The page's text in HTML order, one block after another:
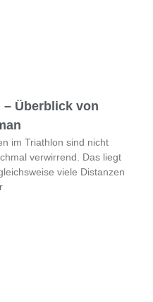
– Überblick von
im Triathlon sind nicht
verwirrend. Das liegt
viele Distanzen